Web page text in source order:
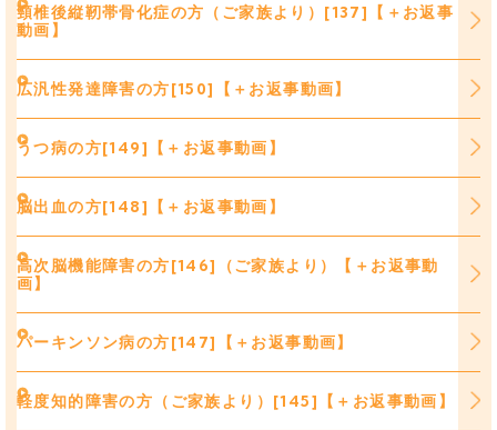
頸椎後縦靭帯骨化症の方（ご家族より）[137]【＋お返事
動画】
広汎性発達障害の方[150]【＋お返事動画】
うつ病の方[149]【＋お返事動画】
脳出血の方[148]【＋お返事動画】
高次脳機能障害の方[146]（ご家族より）【＋お返事動
画】
パーキンソン病の方[147]【＋お返事動画】
軽度知的障害の方（ご家族より）[145]【＋お返事動画】